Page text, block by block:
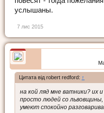
услышаны.
7 лис 2015
Цитата від robert redford: ↑
на кой ляд мне ватники? их
просто людей со
умеют спокойно